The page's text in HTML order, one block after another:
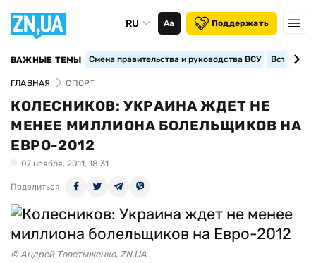
RU Аа Поддержать
ВАЖНЫЕ ТЕМЫ Смена правительства и руководства ВСУ
ГЛАВНАЯ СПОРТ
КОЛЕСНИКОВ: УКРАИНА ЖДЕТ НЕ
МЕНЕЕ МИЛЛИОНА БОЛЕЛЬЩИКОВ НА
ЕВРО-2012
07 ноября, 2011, 18:31
Поделиться
© Андрей Товстыженко, ZN.UA